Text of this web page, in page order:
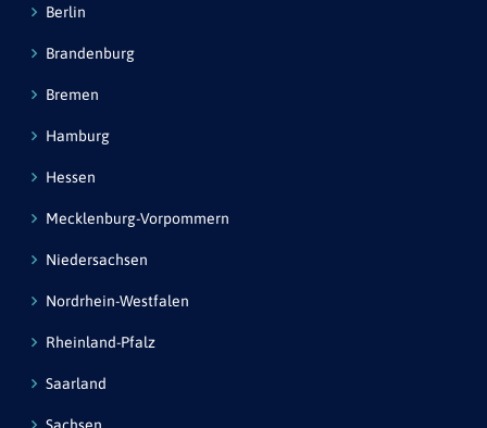
Berlin
Brandenburg
Bremen
Hamburg
Hessen
Mecklenburg-Vorpommern
Niedersachsen
Nordrhein-Westfalen
Rheinland-Pfalz
Saarland